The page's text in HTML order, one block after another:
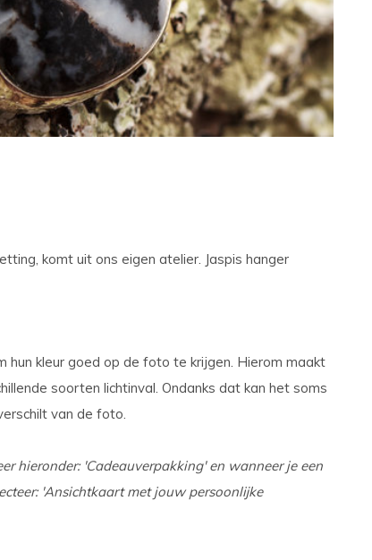
komt uit ons eigen atelier. Jaspis hanger
hun kleur goed op de foto te krijgen. Hierom maakt
soorten lichtinval. Ondanks dat kan het soms
van de foto.
hieronder: 'Cadeauverpakking' en wanneer je een
'Ansichtkaart met jouw persoonlijke